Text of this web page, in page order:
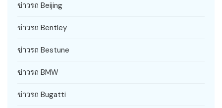
ข่าวรถ Beijing
ข่าวรถ Bentley
ข่าวรถ Bestune
ข่าวรถ BMW
ข่าวรถ Bugatti